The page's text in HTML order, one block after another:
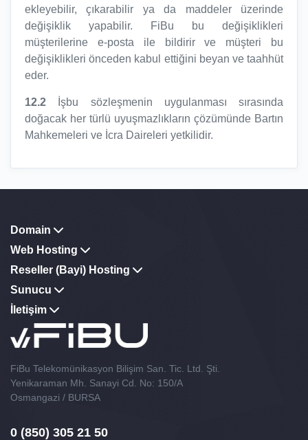
ekleyebilir, çıkarabilir ya da maddeler üzerinde
değişiklik yapabilir. FiBu bu değişiklikleri
müşterilerine e-posta ile bildirir ve müşteri bu
değişiklikleri önceden kabul ettiğini beyan ve taahhüt
eder.
12.2 İşbu sözleşmenin uygulanması sırasında
doğacak her türlü uyuşmazlıkların çözümünde Bartın
Mahkemeleri ve İcra Daireleri yetkilidir.
Domain
Web Hosting
Reseller (Bayi) Hosting
Sunucu
İletişim
FiBu Telekomünikasyon Bilişim San. Tic. Ltd. Şti.
Yenikaraman Mh. Sanayi Cd. No: 150/A
Osmangazi / BURSA
0 (850) 305 21 50